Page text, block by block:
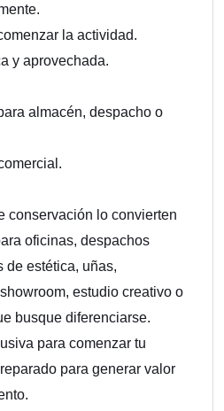
la actividad.
y aprovechada.
almacén, despacho o
conservación lo convierten
oficinas, despachos
de estética, uñas,
estudio creativo o
busque diferenciarse.
para comenzar tu
para generar valor